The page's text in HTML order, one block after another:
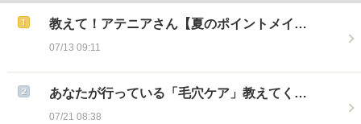
教えて！アテニアさん【夏のポイントメイ…
07/13 09:11
あなたが行っている「毛穴ケア」教えてく…
07/21 08:38